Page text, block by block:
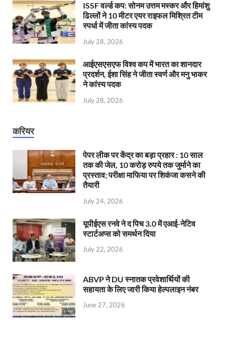
ISSF वर्ल्ड कप: सोनम उत्तम मस्कर और हिमांशु
ढिल्लों ने 10 मीटर एयर राइफल मिश्रित टीम
स्पर्धा में जीता कांस्य पदक
July 28, 2026
आईएसएसएफ विश्व कप में भारत का शानदार
प्रदर्शन, ईशा सिंह ने जीता स्वर्ण और मनु भाकर
ने कांस्य पदक
July 28, 2026
करियर
पेपर लीक पर केंद्र का बड़ा प्रहार : 10 साल
तक की जेल, 10 करोड़ रुपये तक जुर्माने का
प्रस्ताव; परीक्षा माफिया पर शिकंजा कसने की
तैयारी
July 24, 2026
यूपीईएस रनवे ने द पिच 3.0 में एआई-नेटिव
स्टार्टअप्स को समर्थन दिया
July 22, 2026
ABVP ने DU स्नातक प्रवेशार्थियों की
सहायता के लिए जारी किया हेल्पलाइन नंबर
June 27, 2026